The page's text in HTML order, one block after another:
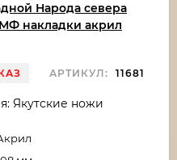
Народа севера
накладки акрил
АРТИКУЛ: 11681
Якутские ножи